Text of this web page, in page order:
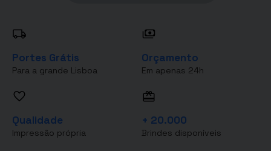
Portes Grátis
Para a grande Lisboa
Orçamento
Em apenas 24h
Qualidade
Impressão própria
+ 20.000
Brindes disponíveis